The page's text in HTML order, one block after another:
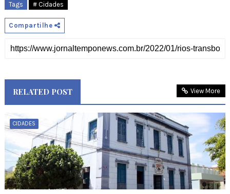
Tags # Cidades
Compartilhe
RELATED POST View More
CIDADES